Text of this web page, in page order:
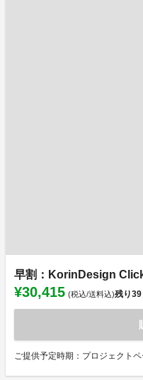
早割：KorinDesign
¥30,415 (税込/送料込)残り39
ご提供予定時期：プロジェクトペ